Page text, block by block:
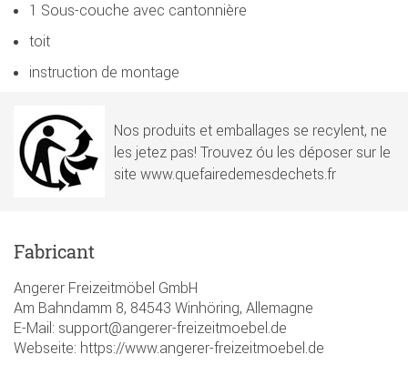
1 Sous-couche avec cantonnière
toit
instruction de montage
Nos produits et emballages se recylent, ne
les jetez pas! Trouvez óu les déposer sur le
site www.quefairedemesdechets.fr
Fabricant
Angerer Freizeitmöbel GmbH
Am Bahndamm 8, 84543 Winhöring, Allemagne
E-Mail: support@angerer-freizeitmoebel.de
Webseite: https://www.angerer-freizeitmoebel.de